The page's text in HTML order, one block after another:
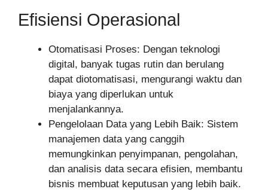
Efisiensi Operasional
Otomatisasi Proses: Dengan teknologi
digital, banyak tugas rutin dan berulang
dapat diotomatisasi, mengurangi waktu dan
biaya yang diperlukan untuk
menjalankannya.
Pengelolaan Data yang Lebih Baik: Sistem
manajemen data yang canggih
memungkinkan penyimpanan, pengolahan,
dan analisis data secara efisien, membantu
bisnis membuat keputusan yang lebih baik.